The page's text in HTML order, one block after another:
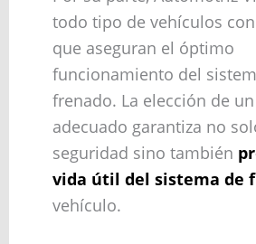
todo tipo de vehículos
que aseguran el óptimo
funcionamiento del
frenado. La elección de
adecuado garantiza no
seguridad sino también
vida útil del sistema de
vehículo.